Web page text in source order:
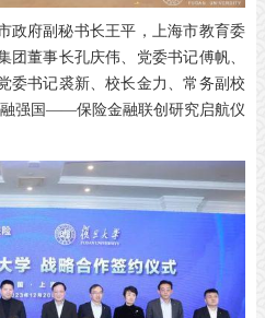
政府副秘书长王平，上海市教育委
团董事长孔庆伟、党委书记傅帆、
委书记裘新、校长金力、常务副校
强国——保险金融联创研究启航仪